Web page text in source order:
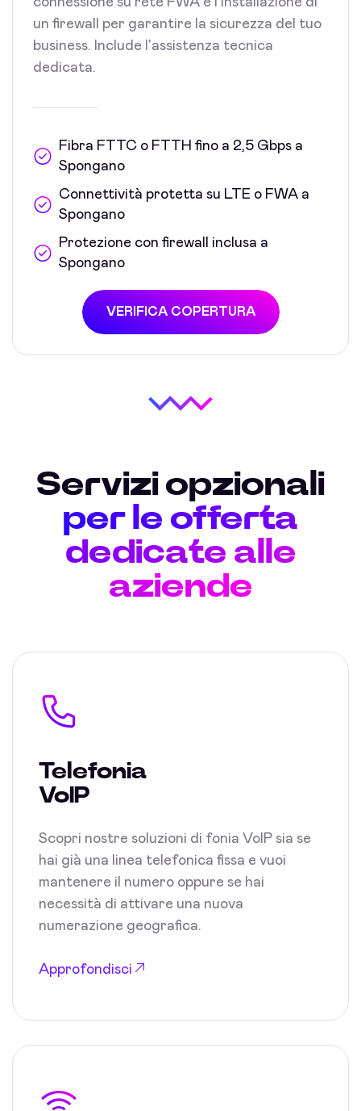
un firewall per garantire la sicurezza del tuo
business. Include l'assistenza tecnica
dedicata.
Fibra FTTC o FTTH fino a 2,5 Gbps a
Spongano
Connettività protetta su LTE o FWA a
Spongano
Protezione con firewall inclusa a
Spongano
VERIFICA COPERTURA
Servizi opzionali
per le offerta
dedicate alle
aziende
Telefonia
VoIP
Scopri nostre soluzioni di fonia VoIP sia se
hai già una linea telefonica fissa e vuoi
mantenere il numero oppure se hai
necessità di attivare una nuova
numerazione geografica.
Approfondisci